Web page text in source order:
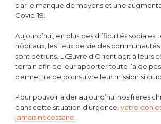
par le manque de moyens et une
Covid-19.
Aujourd’hui, en plus des difficultés sociales,
hôpitaux, les lieux de vie des
sont détruits. L’Œuvre d’Orient agit à leurs
terrain afin de leur apporter toute l’aide
permettre de poursuivre leur mission si
Pour pouvoir aider aujourd’hui nos frères
dans cette situation d’urgence, votre don
jamais nécessaire